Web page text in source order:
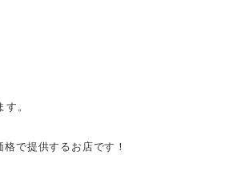
。
で提供するお店です！